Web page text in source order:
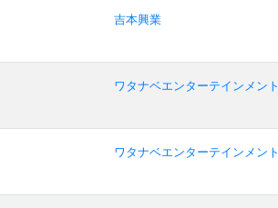
吉本興業
ワタナベエンターテインメント
ワタナベエンターテインメント